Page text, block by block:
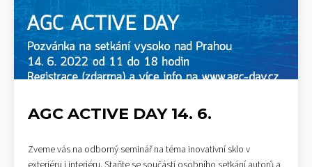
AGC ACTIVE DAY 14. 6.
Zveme vás na odborný seminář na téma inovativní sklo v